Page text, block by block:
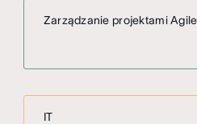
Zarządzanie projektami Agile
IT